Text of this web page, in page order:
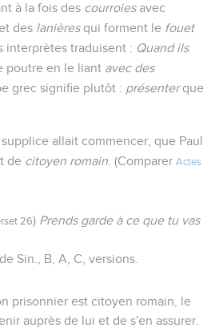
à la fois des courroiesavec
des lanièresqui forment le fouet
interprètes traduisent : Quand ils
poutre en le liant avec des
grec signifie plutôt : présenterque
allait commencer, que Paul
de citoyen romain . (Comparer Actes
26) Prends garde à ce que tu vas
Sin., B, A, C, versions.
prisonnier est citoyen romain, le
auprès de lui et de s'en assurer.